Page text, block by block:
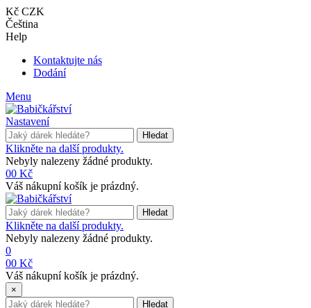
Kč CZK
Čeština
Help
Kontaktujte nás
Dodání
Menu
Nastavení
Hledat
Klikněte na další produkty.
Nebyly nalezeny žádné produkty.
00 Kč
Váš nákupní košík je prázdný.
Hledat
Klikněte na další produkty.
Nebyly nalezeny žádné produkty.
0
00 Kč
Váš nákupní košík je prázdný.
×
Hledat